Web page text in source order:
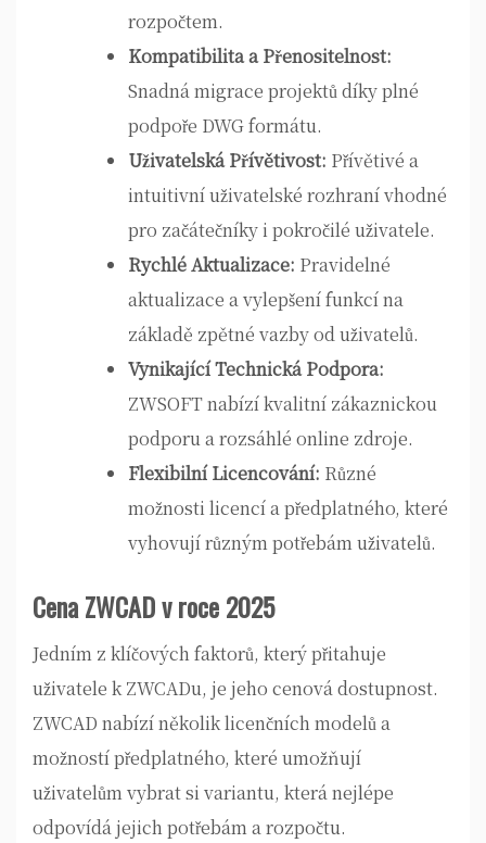
rozpočtem.
Kompatibilita a Přenositelnost:
Snadná migrace projektů díky plné
podpoře DWG formátu.
Uživatelská Přívětivost: Přívětivé a
intuitivní uživatelské rozhraní vhodné
pro začátečníky i pokročilé uživatele.
Rychlé Aktualizace: Pravidelné
aktualizace a vylepšení funkcí na
základě zpětné vazby od uživatelů.
Vynikající Technická Podpora:
ZWSOFT nabízí kvalitní zákaznickou
podporu a rozsáhlé online zdroje.
Flexibilní Licencování: Různé
možnosti licencí a předplatného, které
vyhovují různým potřebám uživatelů.
Cena ZWCAD v roce 2025
Jedním z klíčových faktorů, který přitahuje
uživatele k ZWCADu, je jeho cenová dostupnost.
ZWCAD nabízí několik licenčních modelů a
možností předplatného, které umožňují
uživatelům vybrat si variantu, která nejlépe
odpovídá jejich potřebám a rozpočtu.